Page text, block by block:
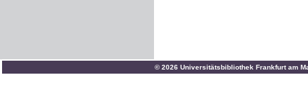
© 2026 Universitätsbibliothek Frankfurt am